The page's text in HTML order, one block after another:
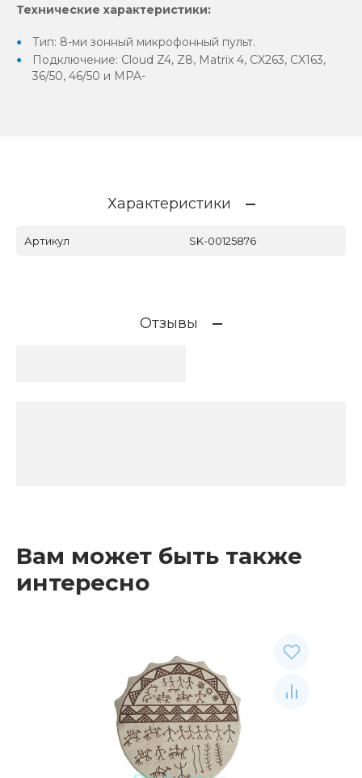
Технические характеристики:
Тип: 8-ми зонный микрофонный пульт.
Подключение: Cloud Z4, Z8, Matrix 4, CX263, CX163,
36/50, 46/50 и MPA-
Характеристики
Артикул SK-00125876
Отзывы
Вам может быть также
интересно